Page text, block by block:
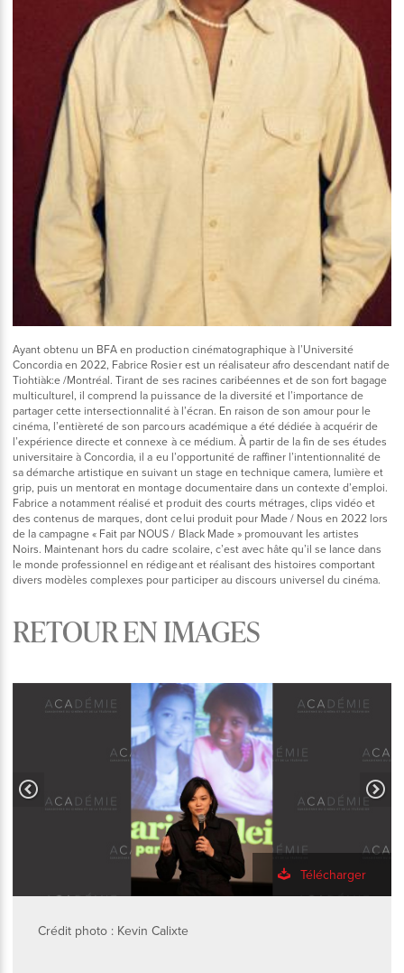
Ayant obtenu un BFA en production cinématographique à l’Université
Concordia en 2022, Fabrice Rosier est un réalisateur afro descendant natif de
Tiohtiàk:e /Montréal. Tirant de ses racines caribéennes et de son fort bagage
multiculturel, il comprend la puissance de la diversité et l’importance de
partager cette intersectionnalité à l’écran. En raison de son amour pour le
cinéma, l’entièreté de son parcours académique a été dédiée à acquérir de
l’expérience directe et connexe à ce médium. À partir de la fin de ses études
universitaire à Concordia, il a eu l’opportunité de raffiner l’intentionnalité de
sa démarche artistique en suivant un stage en technique camera, lumière et
grip, puis un mentorat en montage documentaire dans un contexte d’emploi.
Fabrice a notamment réalisé et produit des courts métrages, clips vidéo et
des contenus de marques, dont celui produit pour Made / Nous en 2022 lors
de la campagne « Fait par NOUS / Black Made » promouvant les artistes
Noirs. Maintenant hors du cadre scolaire, c’est avec hâte qu’il se lance dans
le monde professionnel en rédigeant et réalisant des histoires comportant
divers modèles complexes pour participer au discours universel du cinéma.
RETOUR EN IMAGES
Télécharger
Crédit photo : Kevin Calixte